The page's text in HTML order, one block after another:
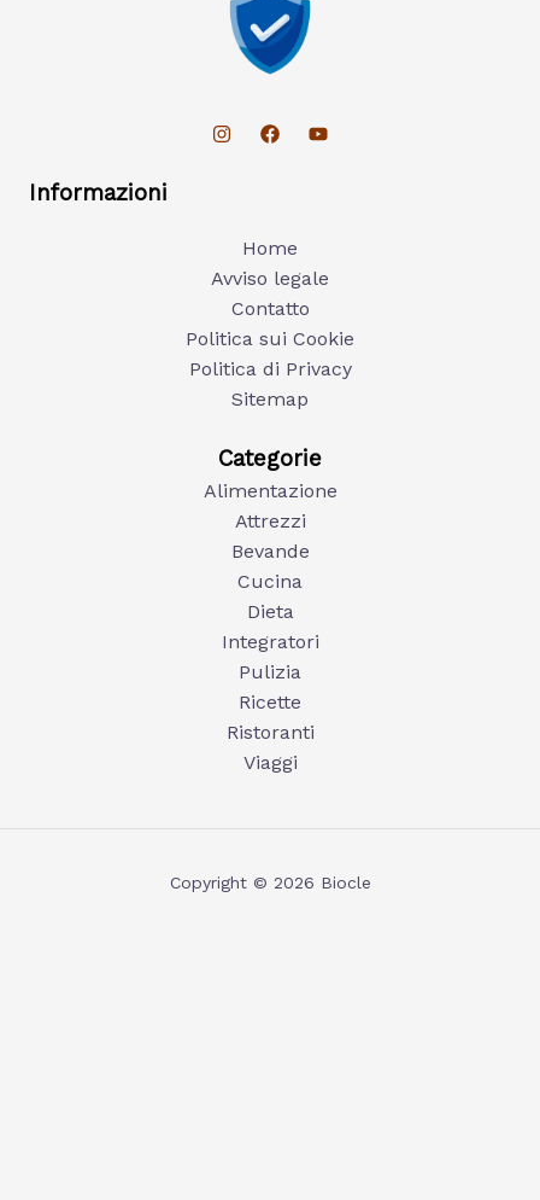
Informazioni
Home
Avviso legale
Contatto
Politica sui Cookie
Politica di Privacy
Sitemap
Categorie
Alimentazione
Attrezzi
Bevande
Cucina
Dieta
Integratori
Pulizia
Ricette
Ristoranti
Viaggi
Copyright © 2026 Biocle